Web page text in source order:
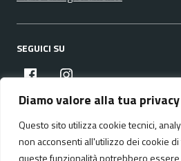
Diamo valore alla tua privacy
Questo sito utilizza cookie tecnici,
non acconsenti all'utilizzo dei cookie
queste funzionalità potrebbero
SEGUICI SU
facebookinstagram
Media policy Mappa